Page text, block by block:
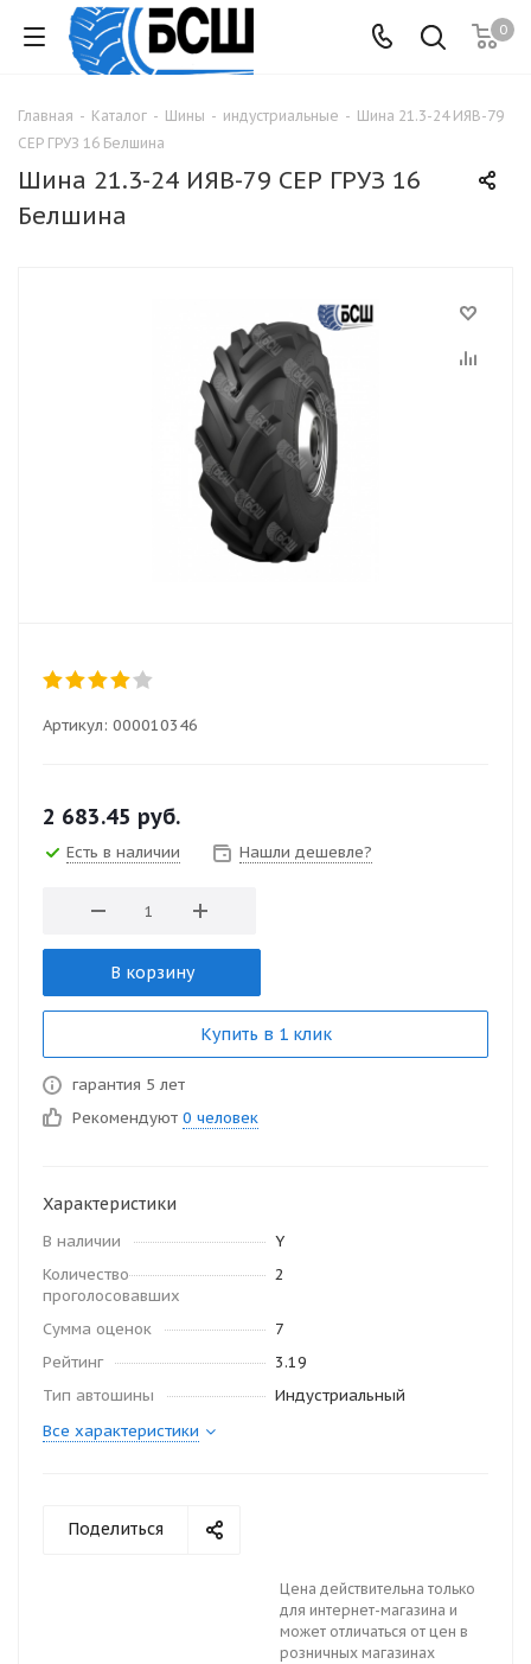
0
Главная - Каталог - Шины - индустриальные - Шина 21.3-24 ИЯВ-79
СЕР ГРУЗ 16 Белшина
Шина 21.3-24 ИЯВ-79 СЕР ГРУЗ 16
Белшина
Артикул: 000010346
2 683.45 руб.
Есть в наличии Нашли дешевле?
В корзину
Купить в 1 клик
гарантия 5 лет
Рекомендуют 0 человек
Характеристики
В наличии
Y
Количество
проголосовавших
2
Сумма оценок
7
Рейтинг
3.19
Тип автошины
Индустриальный
Все характеристики
Поделиться
Цена действительна только
для интернет-магазина и
может отличаться от цен в
розничных магазинах